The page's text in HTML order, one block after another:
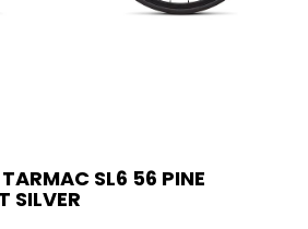
SL6 56 PINE
SILVER